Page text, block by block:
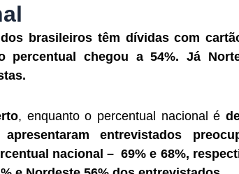
dos brasileiros têm dívidas com
chegou a 54%. Já
, enquanto o percentual nacional é
entrevistados
nacional – 69% e 68%,